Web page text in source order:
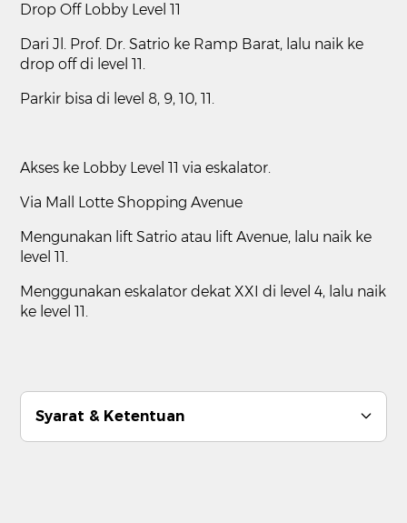
Drop Off Lobby Level 11
Dari Jl. Prof. Dr. Satrio ke Ramp Barat, lalu naik ke
drop off di level 11.
Parkir bisa di level 8, 9, 10, 11.
Akses ke Lobby Level 11 via eskalator.
Via Mall Lotte Shopping Avenue
Mengunakan lift Satrio atau lift Avenue, lalu naik ke
level 11.
Menggunakan eskalator dekat XXI di level 4, lalu naik
ke level 11.
Syarat & Ketentuan